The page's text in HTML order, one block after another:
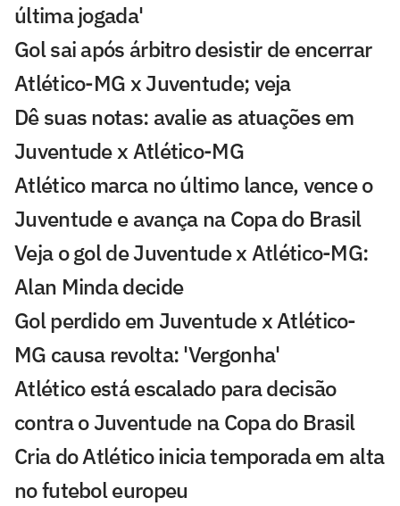
última jogada'
Gol sai após árbitro desistir de encerrar
Atlético-MG x Juventude; veja
Dê suas notas: avalie as atuações em
Juventude x Atlético-MG
Atlético marca no último lance, vence o
Juventude e avança na Copa do Brasil
Veja o gol de Juventude x Atlético-MG:
Alan Minda decide
Gol perdido em Juventude x Atlético-
MG causa revolta: 'Vergonha'
Atlético está escalado para decisão
contra o Juventude na Copa do Brasil
Cria do Atlético inicia temporada em alta
no futebol europeu